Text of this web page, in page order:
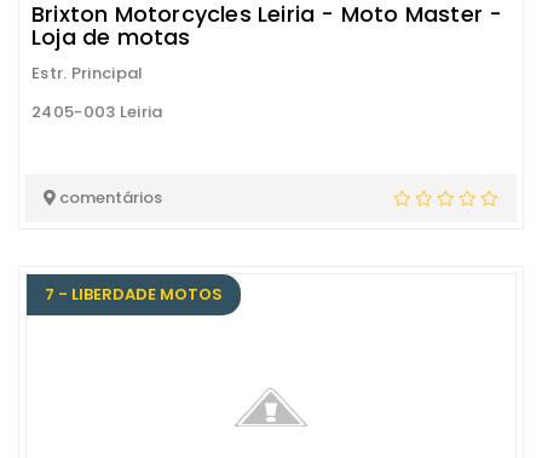
Brixton Motorcycles Leiria - Moto Master -
Loja de motas
Estr. Principal
2405-003 Leiria
comentários
7 - LIBERDADE MOTOS